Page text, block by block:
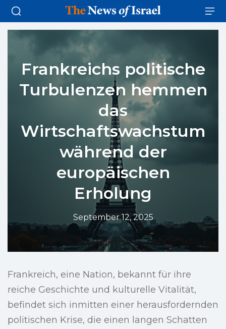
Frankreichs politische
Turbulenzen hemmen
das
Wirtschaftswachstum
während der
europäischen
Erholung
September 12, 2025
Frankreich, eine Nation, bekannt für ihre
reiche Geschichte und kulturelle Vitalität,
befindet sich inmitten einer herausfordernden
politischen Krise, die einen langen Schatten